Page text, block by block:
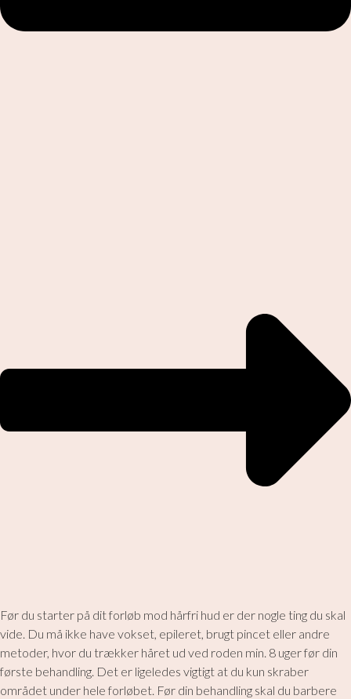
Før du starter på dit forløb mod hårfri hud er der nogle ting du skal
vide. Du må ikke have vokset, epileret, brugt pincet eller andre
metoder, hvor du trækker håret ud ved roden min. 8 uger før din
første behandling. Det er ligeledes vigtigt at du kun skraber
området under hele forløbet. Før din behandling skal du barbere